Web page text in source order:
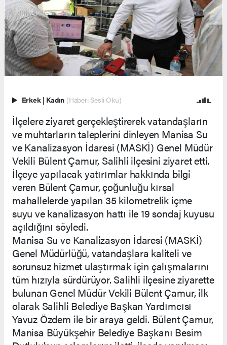
Erkek | Kadın (Haberi Sesli Oku)
İlçelere ziyaret gerçekleştirerek vatandaşların
ve muhtarların taleplerini dinleyen Manisa Su
ve Kanalizasyon İdaresi (MASKİ) Genel Müdür
Vekili Bülent Çamur, Salihli ilçesini ziyaret etti.
İlçeye yapılacak yatırımlar hakkında bilgi
veren Bülent Çamur, çoğunluğu kırsal
mahallelerde yapılan 35 kilometrelik içme
suyu ve kanalizasyon hattı ile 19 sondaj kuyusu
açıldığını söyledi.
Manisa Su ve Kanalizasyon İdaresi (MASKİ)
Genel Müdürlüğü, vatandaşlara kaliteli ve
sorunsuz hizmet ulaştırmak için çalışmalarını
tüm hızıyla sürdürüyor. Salihli ilçesine ziyarette
bulunan Genel Müdür Vekili Bülent Çamur, ilk
olarak Salihli Belediye Başkan Yardımcısı
Yavuz Özdem ile bir araya geldi. Bülent Çamur,
Manisa Büyükşehir Belediye Başkanı Besim